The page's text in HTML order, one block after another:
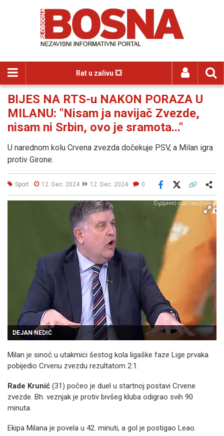
Rat u zalivu 💥
BIJES NA RTS-u NAKON PORAZA U
MILANU: "Nisam ja navijač Zvezde,
nisam ni Srbin, ovo je sramota..."
U narednom kolu Crvena zvezda dočekuje PSV, a Milan igra
protiv Girone.
Sport 12. Dec. 2024 12. Dec. 2024 0
Facebook
DEJAN NEDIĆ
Milan je sinoć u utakmici šestog kola ligaške faze Lige prvaka
pobijedio Crvenu zvezdu rezultatom 2:1.
Rade Krunić (31) počeo je duel u startnoj postavi Crvene
zvezde. Bh. veznjak je protiv bivšeg kluba odigrao svih 90
minuta.
Ekipa Milana je povela u 42. minuti, a gol je postigao Leao.